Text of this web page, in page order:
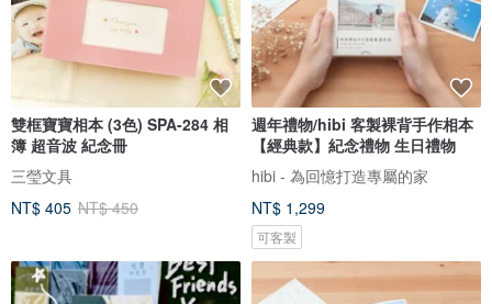
雙框寶寶相本 (3色) SPA-284 相
簿 超音波 紀念冊
三瑩文具
NT$ 405 NT$ 450
週年禮物/hibi 客製裸背手作相本
【經典款】紀念禮物 生日禮物
hibi - 為回憶打造專屬的家
NT$ 1,299
可客製